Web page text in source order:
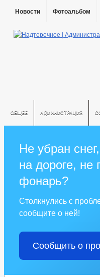
Новости Фотоальбом
ОБЩЕЕ АДМИНИСТРАЦИЯ
Не убран
на дороге, не
фонарь?
Столкнулись с
сообщите о ней!
Сообщить о